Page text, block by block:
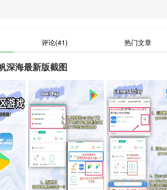
评论(41) 热门文章
深海最新版截图